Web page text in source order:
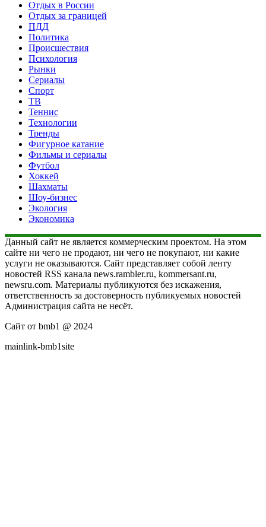
Отдых в России
Отдых за границей
ПДД
Политика
Происшествия
Психология
Рынки
Сериалы
Спорт
ТВ
Теннис
Технологии
Тренды
Фигурное катание
Фильмы и сериалы
Футбол
Хоккей
Шахматы
Шоу-бизнес
Экология
Экономика
Данный сайт не является коммерческим проектом. На этом
сайте ни чего не продают, ни чего не покупают, ни какие
услуги не оказываются. Сайт представляет собой ленту
новостей RSS канала news.rambler.ru, kommersant.ru,
newsru.com. Материалы публикуются без искажения,
ответственность за достоверность публикуемых новостей
Администрация сайта не несёт.
Сайт от bmb1 @ 2024
mainlink-bmb1site